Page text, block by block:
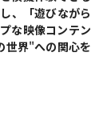
、「遊びながら
な映像コンテン
世界"への関心を